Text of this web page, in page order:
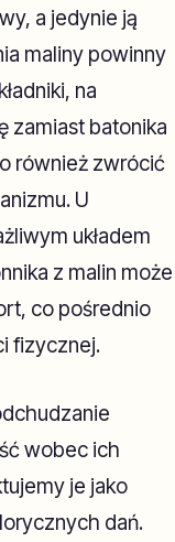
a jedynie ją
maliny powinny
na
zamiast batonika
również zwrócić
U
układem
z malin może
co pośrednio
fizycznej.
wobec ich
je jako
dań.